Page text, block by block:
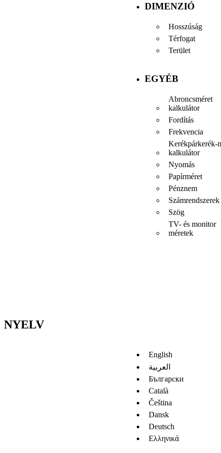
DIMENZIÓ
Hosszúság
Térfogat
Terület
EGYÉB
Abroncsméret
kalkulátor
Fordítás
Frekvencia
Kerékpárkerék-
kalkulátor
Nyomás
Papírméret
Pénznem
Számrendszerek
Szög
TV- és monitor
méretek
NYELV
English
العربية
Български
Català
Čeština
Dansk
Deutsch
Ελληνικά